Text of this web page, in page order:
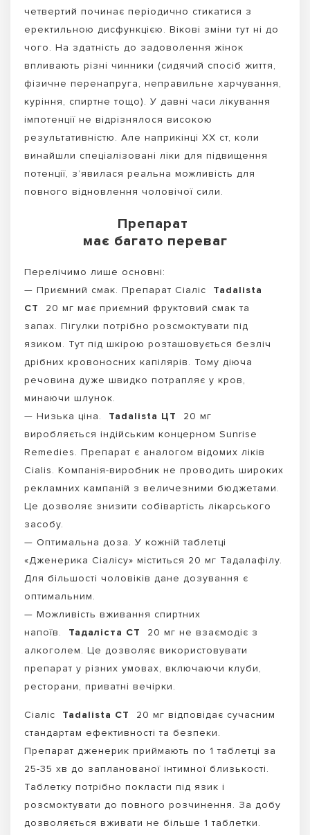
четвертий починає періодично стикатися з
еректильною дисфункцією. Вікові зміни тут ні до
чого. На здатність до задоволення жінок
впливають різні чинники (сидячий спосіб життя,
фізичне перенапруга, неправильне харчування,
куріння, спиртне тощо). У давні часи лікування
імпотенції не відрізнялося високою
результативністю. Але наприкінці XX ст, коли
винайшли спеціалізовані ліки для підвищення
потенції, з’явилася реальна можливість для
повного відновлення чоловічої сили.
Препарат
має багато переваг
Перелічимо лише основні:
— Приємний смак. Препарат Сіаліс Tadalista
CT
20 мг має приємний фруктовий смак та
запах. Пігулки потрібно розсмоктувати під
язиком. Тут під шкірою розташовується безліч
дрібних кровоносних капілярів. Тому діюча
речовина дуже швидко потрапляє у кров,
минаючи шлунок.
— Низька ціна. Tadalista ЦТ
20 мг
виробляється індійським концерном Sunrise
Remedies. Препарат є аналогом відомих ліків
Cialis. Компанія-виробник не проводить широких
рекламних кампаній з величезними бюджетами.
Це дозволяє знизити собівартість лікарського
засобу.
— Оптимальна доза. У кожній таблетці
«Дженерика Сіалісу» міститься 20 мг Тадалафілу.
Для більшості чоловіків дане дозування є
оптимальним.
— Можливість вживання спиртних
напоїв. Тадаліста CT
20 мг не взаємодіє з
алкоголем. Це дозволяє використовувати
препарат у різних умовах, включаючи клуби,
ресторани, приватні вечірки.
Сіаліс Tadalista CT
20 мг відповідає сучасним
стандартам ефективності та безпеки.
Препарат дженерик приймають по 1 таблетці за
25-35 хв до запланованої інтимної близькості.
Таблетку потрібно покласти під язик і
розсмоктувати до повного розчинення. За добу
дозволяється вживати не більше 1 таблетки.